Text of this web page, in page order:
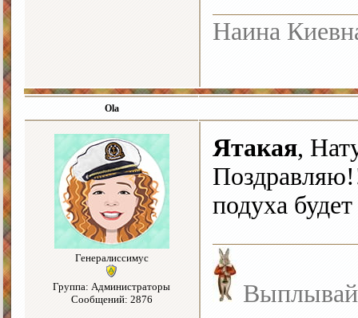
Наина
Ola
Генералиссимус
Группа: Администраторы
Сообщений: 2876
Ятакая,
подуха